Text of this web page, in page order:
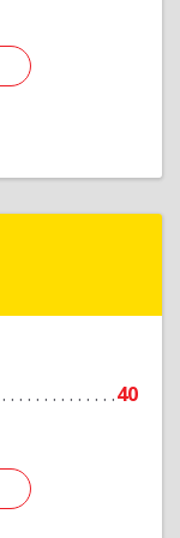
40
Подробнее